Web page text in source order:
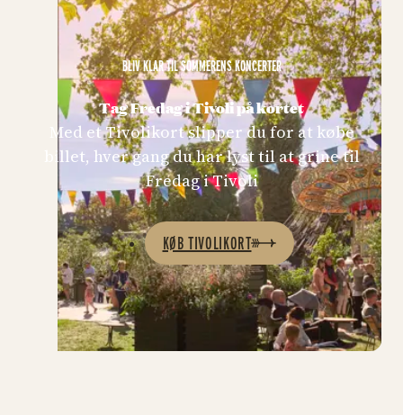
Tag Fredag i Tivoli på kortet
BLIV KLAR TIL SOMMERENS KONCERTER
Med et Tivolikort slipper du for at købe
billet, hver gang du har lyst til at grine til
Fredag i Tivoli
KØB TIVOLIKORT